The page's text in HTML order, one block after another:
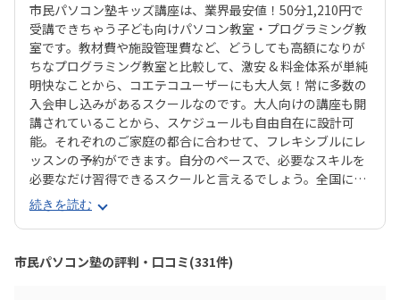
市民パソコン塾キッズ講座は、業界最安値！50分1,210円で
受講できちゃう子ども向けパソコン教室・プログラミング教
室です。教材費や施設管理費など、どうしても高額になりが
ちなプログラミング教室と比較して、激安 & 料金体系が単純
明快なことから、コエテコユーザーにも大人気！常に多数の
入会申し込みがあるスクールなのです。大人向けの講座も開
講されていることから、スケジュールも自由自在に設計可
能。それぞれのご家庭の都合に合わせて、フレキシブルにレ
ッスンの予約ができます。自分のペースで、必要なスキルを
必要なだけ習得できるスクールと言えるでしょう。全国に20
0教室が開講中（2025年7月現在）と、お住まいの近くにあ
る教室を探しやすいのも魅力ですね。 コースは「プログラミ
ング」系のコースがレベル別に4つと、パソコン操作を基本
から学べる「Windows11パソコンの基礎講座」「ワードで
お絵描き」「写真デコレーション講座」などバラエティ豊
続きを読む
市民パソコン塾の評判・口コミ(331件)